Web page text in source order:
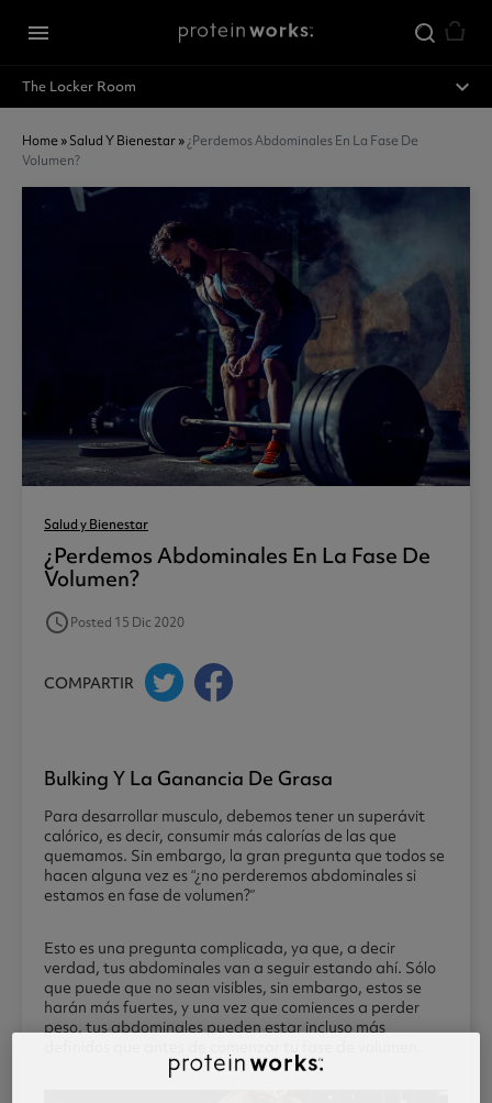
menu
The Locker Room expand_less
Home»Salud Y Bienestar»¿perdemos Abdominales En La Fase De
Volumen?
Salud y Bienestar
¿perdemos Abdominales En La Fase De
Volumen?
access_timePosted 15 Dic 2020
COMPARTIR
Bulking Y La Ganancia De Grasa
Para desarrollar musculo, debemos tener un superávit
calórico, es decir, consumir más calorías de las que
quemamos. Sin embargo, la gran pregunta que todos se
hacen alguna vez es “¿no perderemos abdominales si
estamos en fase de volumen?”
Esto es una pregunta complicada, ya que, a decir
verdad, tus abdominales van a seguir estando ahí. Sólo
que puede que no sean visibles, sin embargo, estos se
harán más fuertes, y una vez que comiences a perder
peso, tus abdominales pueden estar incluso más